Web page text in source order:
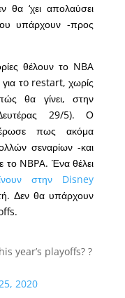
‘χει απολαύσει
υπάρχουν -προς
θέλουν το NBA
τo restart, χωρίς
θα γίνει, στην
29/5). Ο
πως ακόμα
σεναρίων -και
το NBPA. Ένα θέλει
στην Disney
Δεν θα υπάρχουν
year’s playoffs? ?
2020